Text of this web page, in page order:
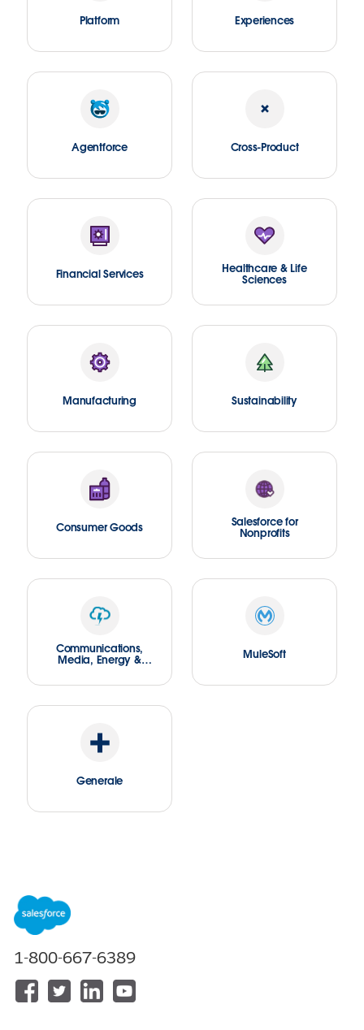
Platform Experiences
Agentforce Cross-Product
Financial Services
Healthcare & Life
Sciences
Manufacturing Sustainability
Consumer Goods
Salesforce for
Nonprofits
Communications,
Media, Energy &
MuleSoft
Generale
1-800-667-6389